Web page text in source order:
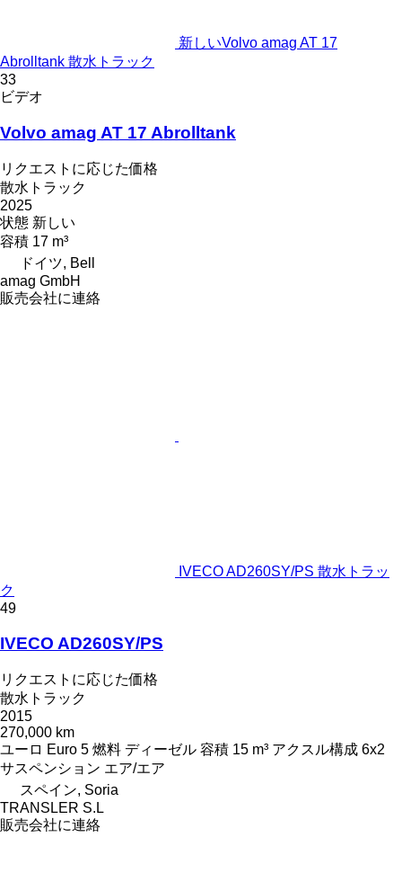
新しいVolvo amag AT 17
Abrolltank 散水トラック
33
ビデオ
Volvo amag AT 17 Abrolltank
リクエストに応じた価格
散水トラック
2025
状態 新しい
容積 17 m³
ドイツ, Bell
amag GmbH
販売会社に連絡
IVECO AD260SY/PS 散水トラッ
ク
49
IVECO AD260SY/PS
リクエストに応じた価格
散水トラック
2015
270,000 km
ユーロ Euro 5 燃料 ディーゼル 容積 15 m³ アクスル構成 6x2
サスペンション エア/エア
スペイン, Soria
TRANSLER S.L
販売会社に連絡